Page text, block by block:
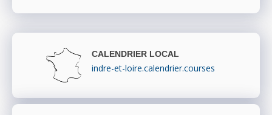
CALENDRIER LOCAL
indre-et-loire.calendrier.courses